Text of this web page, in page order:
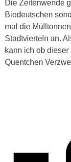
Die Zeitenwende
Biodeutschen
mal die
Stadtvierteln an.
kann ich ob
Quentchen